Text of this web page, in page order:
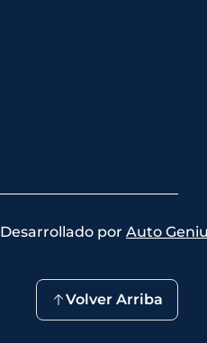
Desarrollado por Auto
Volver Arriba